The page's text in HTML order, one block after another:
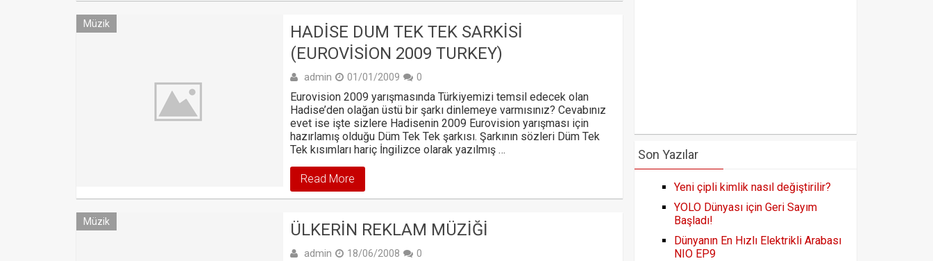
Müzik
HADISE DUM TEK TEK SARKISI
(EUROVISION 2009 TURKEY)
admin 01/01/2009 0
Eurovision 2009 yarışmasında Türkiyemizi temsil edecek olan
Hadise’den olağan üstü bir şarkı dinlemeye varmısınız? Cevabınız
evet ise işte sizlere Hadisenin 2009 Eurovision yarışması için
hazırlamış olduğu Düm Tek Tek şarkısı. Şarkının sözleri Düm Tek
Tek kısımları hariç İngilizce olarak yazılmış …
Read More
Müzik ÜLKERIN REKLAM MÜZIĞI
admin 18/06/2008 0
Son Yazılar
Yeni çipli kimlik nasıl değiştirilir?
YOLO Dünyası için Geri Sayım
Başladı!
Dünyanın En Hızlı Elektrikli Arabası
NIO EP9